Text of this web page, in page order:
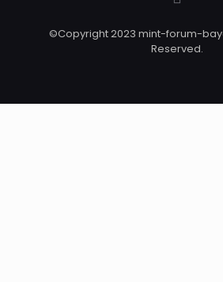
©Copyright 2023 mint-forum-
Reserved.